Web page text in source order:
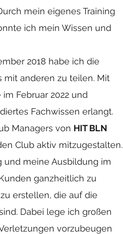
mein eigenes Training
ich mein Wissen und
2018 habe ich die
mit anderen zu teilen. Mit
Februar 2022 und
Fachwissen erlangt.
Managers von HIT BLN
Club aktiv mitzugestalten.
und meine Ausbildung im
ganzheitlich zu
erstellen, die auf die
Dabei lege ich großen
vorzubeugen